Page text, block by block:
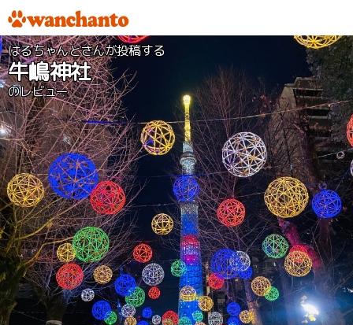
はるちゃんとさんが投稿する
牛嶋神社
のレビュー